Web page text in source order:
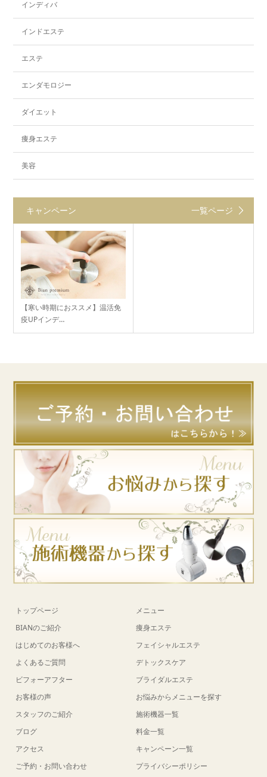
インディバ
インドエステ
エステ
エンダモロジー
ダイエット
痩身エステ
美容
キャンペーン 一覧ページ
【寒い時期におススメ】温活免
疫UPインデ…
トップページ
BIANのご紹介
はじめてのお客様へ
よくあるご質問
ビフォーアフター
お客様の声
スタッフのご紹介
ブログ
アクセス
ご予約・お問い合わせ
メニュー
痩身エステ
フェイシャルエステ
デトックスケア
ブライダルエステ
お悩みからメニューを探す
施術機器一覧
料金一覧
キャンペーン一覧
プライバシーポリシー